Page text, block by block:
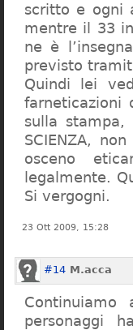
scritto e ogni
mentre il 33
ne è
previsto
Quindi lei
farneticazioni
sulla
SCIENZA,
osceno
legalmente.
Si vergogni.
23 Ott 2009, 15:28
#14 M.acca
personaggi